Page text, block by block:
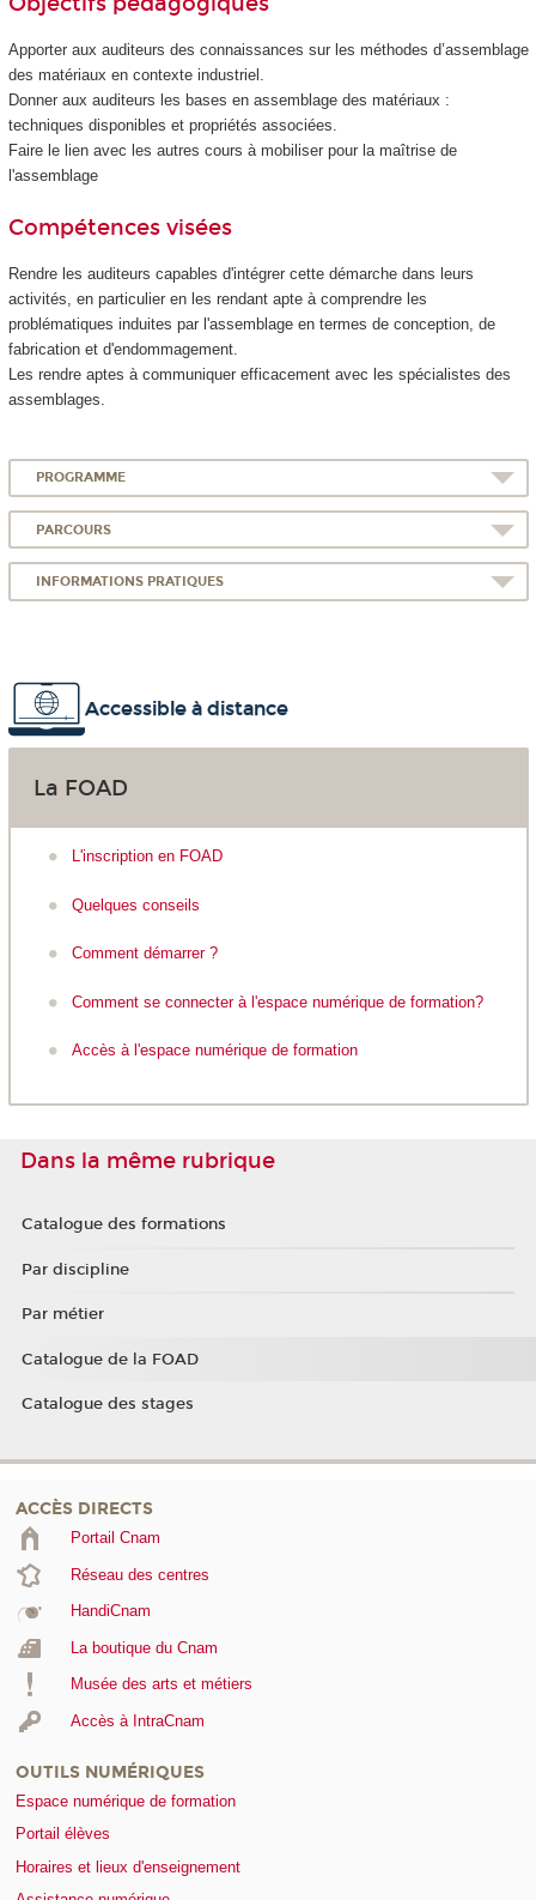
Apporter aux auditeurs des connaissances sur les méthodes d’assemblage
des matériaux en contexte industriel.
Donner aux auditeurs les bases en assemblage des matériaux :
techniques disponibles et propriétés associées.
Faire le lien avec les autres cours à mobiliser pour la maîtrise de
l'assemblage
Compétences visées
Rendre les auditeurs capables d'intégrer cette démarche dans leurs
activités, en particulier en les rendant apte à comprendre les
problématiques induites par l'assemblage en termes de conception, de
fabrication et d'endommagement.
Les rendre aptes à communiquer efficacement avec les spécialistes des
assemblages.
PROGRAMME
PARCOURS
INFORMATIONS PRATIQUES
Accessible à distance
La FOAD
L'inscription en FOAD
Quelques conseils
Comment démarrer ?
Comment se connecter à l'espace numérique de formation?
Accès à l'espace numérique de formation
Dans la même rubrique
Catalogue des formations
Par discipline
Par métier
Catalogue de la FOAD
Catalogue des stages
ACCÈS DIRECTS
Portail Cnam
Réseau des centres
HandiCnam
La boutique du Cnam
Musée des arts et métiers
Accès à IntraCnam
OUTILS NUMÉRIQUES
Espace numérique de formation
Portail élèves
Horaires et lieux d'enseignement